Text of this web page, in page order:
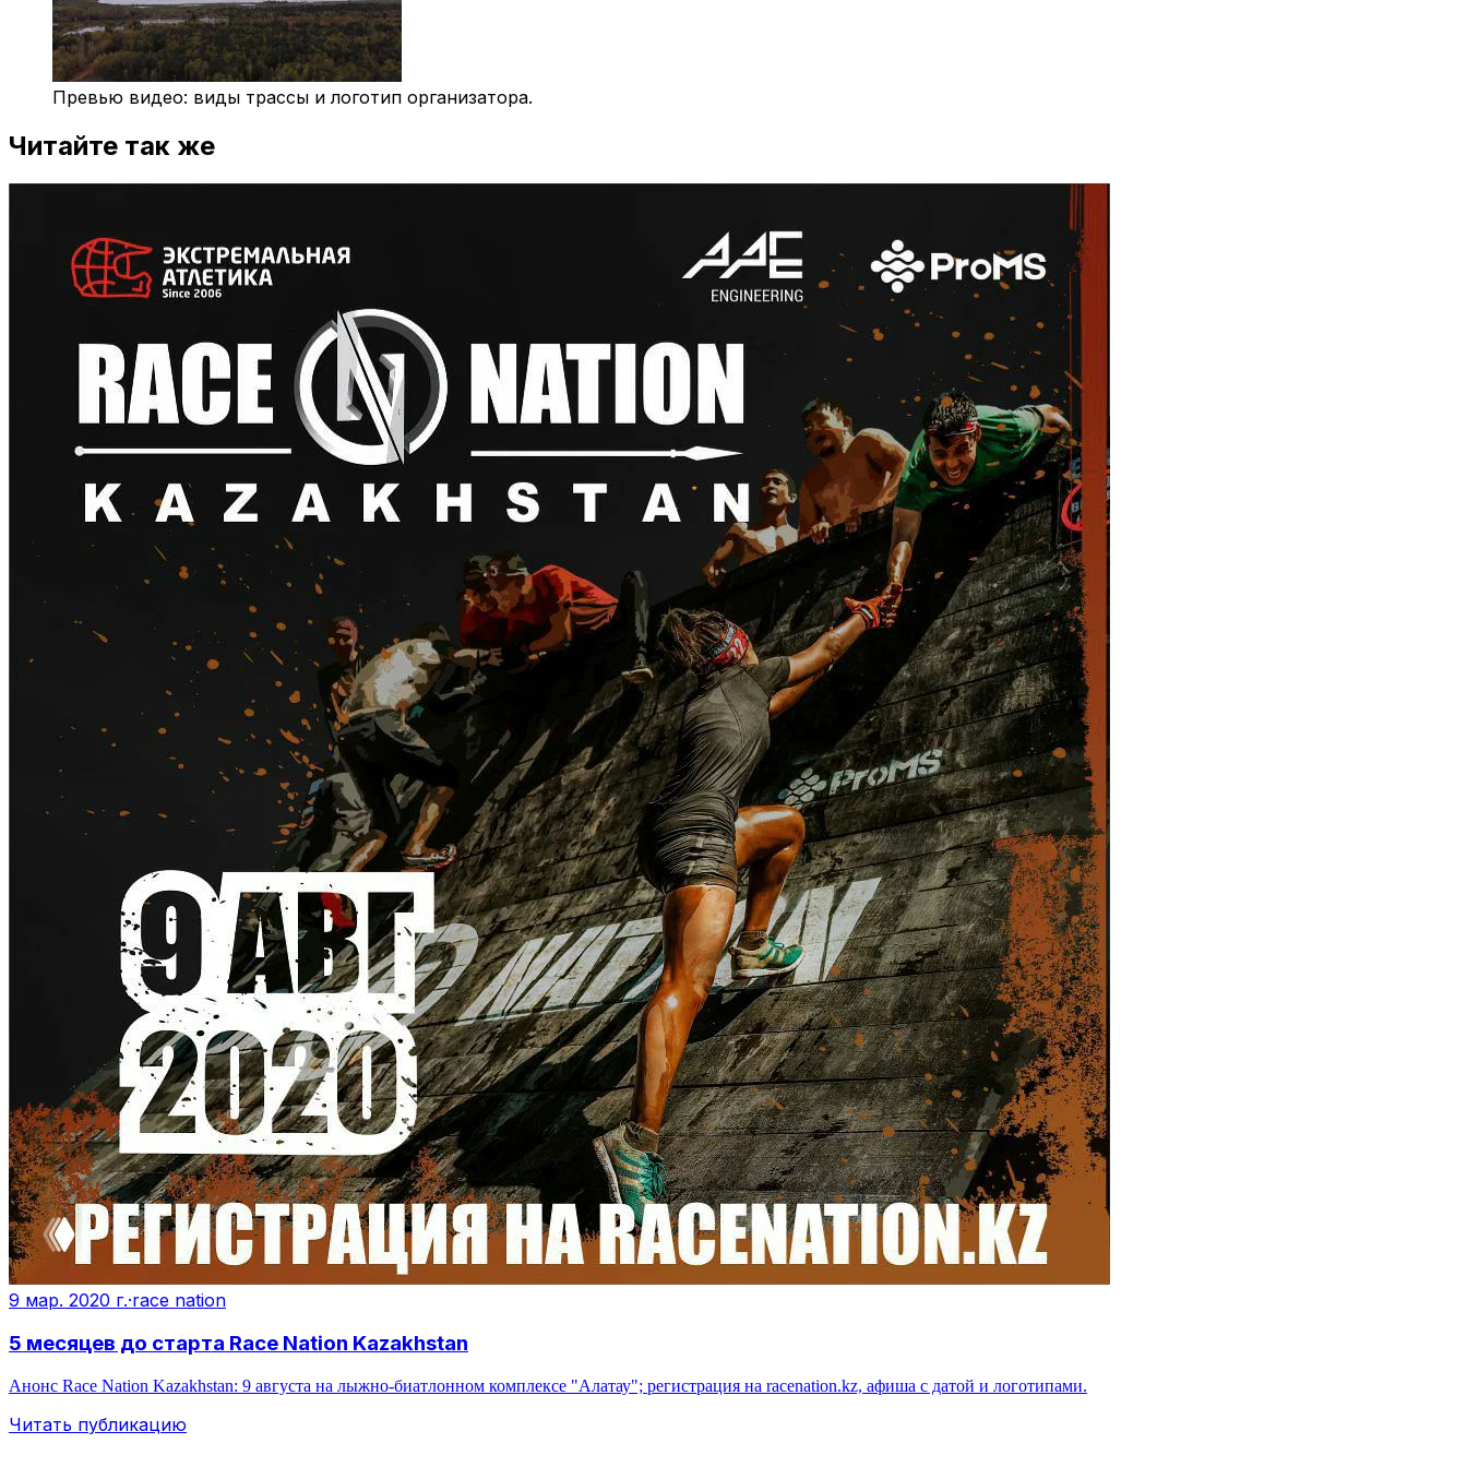
Превью видео: виды трассы и логотип организатора.
Читайте так же
9 мар. 2020 г.·race nation
5 месяцев до старта Race Nation Kazakhstan
Анонс Race Nation Kazakhstan: 9 августа на лыжно-биатлонном комплексе "Алатау"; регистрация на racenation.kz, афиша с датой и логотипами.
Читать публикацию